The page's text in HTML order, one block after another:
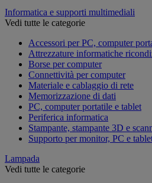
Informatica e supporti multimediali
Vedi tutte le categorie
Accessori per PC, computer
Attrezzature informatiche
Borse per computer
Connettività per computer
Materiale e cablaggio di rete
Memorizzazione di dati
PC, computer portatile e tablet
Periferica informatica
Stampante, stampante 3D e
Supporto per monitor, PC e
Lampada
Vedi tutte le categorie